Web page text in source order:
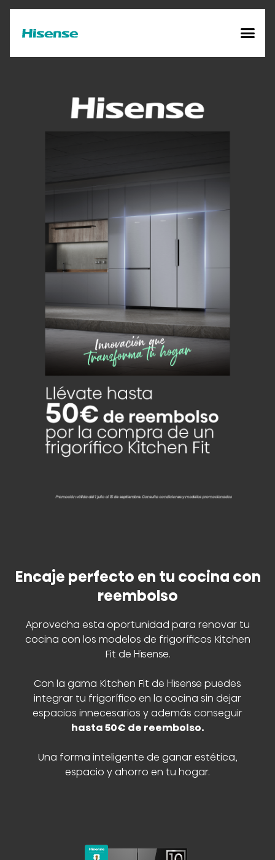
Encaje perfecto en tu cocina con
reembolso
Aprovecha esta oportunidad para renovar tu
cocina con los modelos de frigoríficos Kitchen
Fit de Hisense.
Con la gama Kitchen Fit de Hisense puedes
integrar tu frigorífico en la cocina sin dejar
espacios innecesarios y además conseguir
hasta 50€ de reembolso.
Una forma inteligente de ganar estética,
espacio y ahorro en tu hogar.